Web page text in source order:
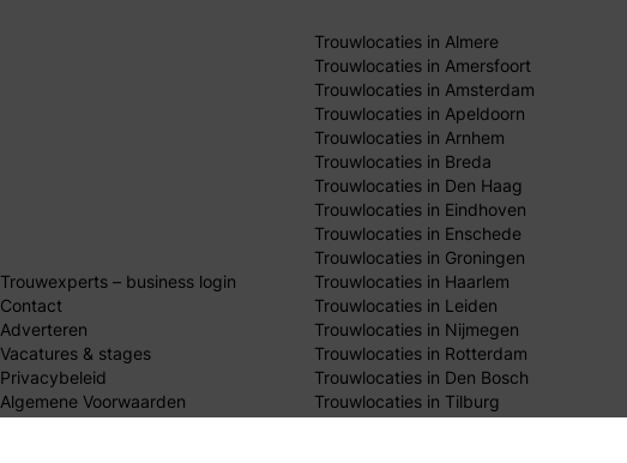
Trouwexperts – business login
Contact
Adverteren
Vacatures & stages
Privacybeleid
Algemene Voorwaarden
Publicatieprincipes
Trouwlocaties in Almere
Trouwlocaties in Amersfoort
Trouwlocaties in Amsterdam
Trouwlocaties in Apeldoorn
Trouwlocaties in Arnhem
Trouwlocaties in Breda
Trouwlocaties in Den Haag
Trouwlocaties in Eindhoven
Trouwlocaties in Enschede
Trouwlocaties in Groningen
Trouwlocaties in Haarlem
Trouwlocaties in Leiden
Trouwlocaties in Nijmegen
Trouwlocaties in Rotterdam
Trouwlocaties in Den Bosch
Trouwlocaties in Tilburg
Trouwlocaties in Utrecht